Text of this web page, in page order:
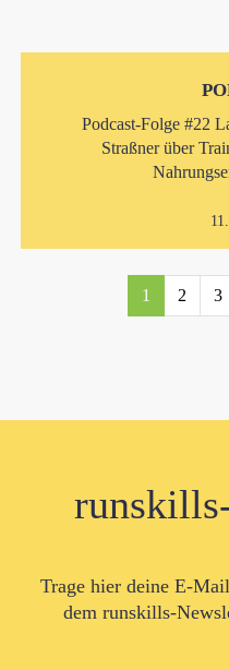
Podcast-Folge #22
Straßner über
1 2 3
Trage hier deine E-
dem runskills-